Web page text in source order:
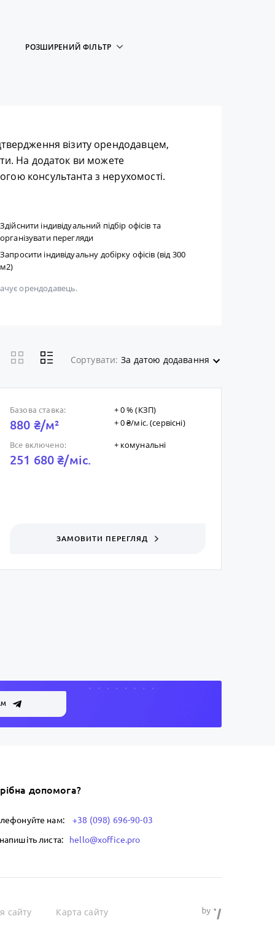
РОЗШИРЕНИЙ ФІЛЬТР
візиту орендодавцем,
На додаток ви можете
консультанта з нерухомості.
Здійснити індивідуальний підбір офісів та
організувати перегляди
Запросити індивідуальну добірку офісів (від 300
м2)
орендодавець.
Сортувати: За датою додавання
Базова ставка:
880 ₴/м²
+ 0 % (КЗП)
+ 0 ₴/мic. (сервісні)
Все включено:
251 680 ₴/мic.
+ комунальні
ЗАМОВИТИ ПЕРЕГЛЯД
допомога?
нам:
+38 (098) 696-90-03
листа:
hello@xoffice.pro
сайту Карта сайту